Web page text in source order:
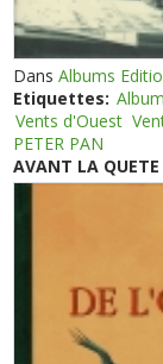
DansAlbums
Etiquettes: Album
Vents d'Ouest
PETER PAN
AVANT LA